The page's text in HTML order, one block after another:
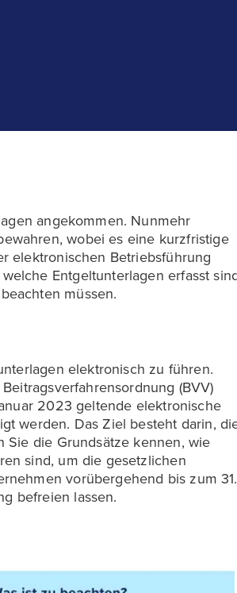
angekommen. Nunmehr
wobei es eine kurzfristige
elektronischen Betriebsführung
Entgeltunterlagen erfasst
müssen.
elektronisch zu führen.
(BVV)
2023 geltende elektronische
werden. Das Ziel besteht darin,
Sie die Grundsätze kennen, wie
sind, um die gesetzlichen
vorübergehend bis zum 31.
befreien lassen.